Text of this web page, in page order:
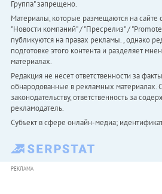
Группа" запрещено.
Материалы, которые размещаются на сайте
"Новости компаний" / "Пресрелиз" /
публикуются на правах рекламы. , однако
подготовке этого контента и разделяет
материалах.
Редакция не несет ответственности за
обнародованные в рекламных материалах.
законодательству, ответственность за
рекламодатель.
Субъект в сфере онлайн-медиа;
РЕКЛАМА